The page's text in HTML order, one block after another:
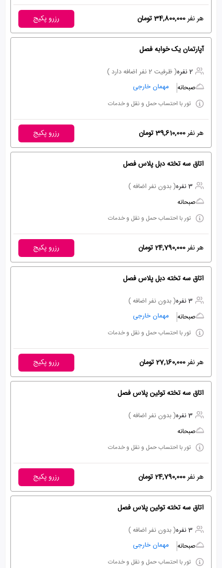
هر نفر34,800,000 تومان رزرو پکیج
آپارتمان یک خوابه فصل
2 نفره
( ظرفیت 2 نفر اضافه دارد )
صبحانه
مهمان خارجی
تور با احتساب حمل و نقل و خدمات
هر نفر39,610,000 تومان رزرو پکیج
اتاق سه تخته دبل پلاس فصل
3 نفره
( بدون نفر اضافه )
صبحانه
تور با احتساب حمل و نقل و خدمات
هر نفر24,790,000 تومان رزرو پکیج
اتاق سه تخته دبل پلاس فصل
3 نفره
( بدون نفر اضافه )
صبحانه
مهمان خارجی
تور با احتساب حمل و نقل و خدمات
هر نفر27,160,000 تومان رزرو پکیج
اتاق سه تخته توئین پلاس فصل
3 نفره
( بدون نفر اضافه )
صبحانه
تور با احتساب حمل و نقل و خدمات
هر نفر24,790,000 تومان رزرو پکیج
اتاق سه تخته توئین پلاس فصل
3 نفره
( بدون نفر اضافه )
صبحانه
مهمان خارجی
تور با احتساب حمل و نقل و خدمات